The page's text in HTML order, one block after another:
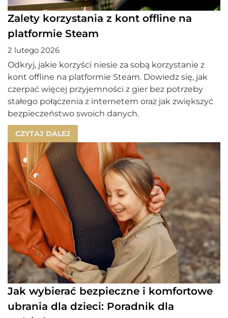
Zalety korzystania z kont offline na
platformie Steam
2 lutego 2026
Odkryj, jakie korzyści niesie za sobą korzystanie z
kont offline na platformie Steam. Dowiedz się, jak
czerpać więcej przyjemności z gier bez potrzeby
stałego połączenia z internetem oraz jak zwiększyć
bezpieczeństwo swoich danych.
CZYTAJ DALEJ
Jak wybierać bezpieczne i komfortowe
ubrania dla dzieci: Poradnik dla